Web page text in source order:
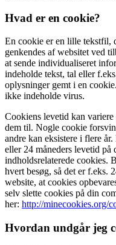
Hvad er en cookie?
En cookie er en lille tekstfil,
genkendes af websitet ved
at sende individualiseret
indeholde tekst, tal eller
oplysninger gemt i en
ikke indeholde virus.
Cookiens levetid kan
dem til. Nogle cookie
andre kan eksistere i flere
eller 24 måneders levetid på
indholdsrelaterede cookies.
hvert besøg, så det er f.eks.
website, at cookies
selv slette cookies på din
her: http://minecookies.org/
Hvordan undgår jeg